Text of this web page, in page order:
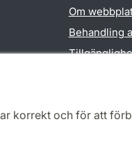
korrekt och för att
Om
Behandling